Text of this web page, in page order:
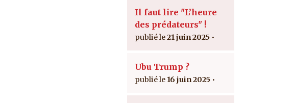
Il faut lire "L’heure
des prédateurs" !
21 juin 2025
Ubu Trump ?
16 juin 2025